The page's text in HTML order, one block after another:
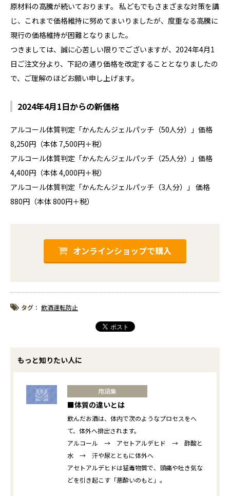
原材料の高騰が続いております。 私どもでもさまざまな対策を講
じ、これまで価格維持に努めてまいりましたが、度重なる高騰に
現行の価格維持が困難となりました。
つきましては、誠に心苦しい限りでございますが、2024年4月1
日ご注文分より、下記の通り価格を改定することとなりましたの
で、ご理解のほどお願い申し上げます。
2024年4月1日からの新価格
アルコール体質判定「かんたんジェルパッチ（50人分）」価格
8,250円（本体 7,500円＋税）
アルコール体質判定「かんたんジェルパッチ（25人分）」価格
4,400円（本体 4,000円＋税）
アルコール体質判定「かんたんジェルパッチ（3人分）」 価格
880円（本体 800円＋税）
オンラインショップで購入
タグ： 飲酒運転防止
もっと知りたい人に
用語集
■体質の違いとは
飲んだお酒は、体内で次のようなプロセスをへ
て、体外へ排出されます。
アルコール → アセトアルデヒド → 酢酸と
水 → 汗や尿とともに体外へ
アセトアルデヒドは猛毒物質で、頭痛や吐き気な
どを引き起こす「悪酔いのもと」。